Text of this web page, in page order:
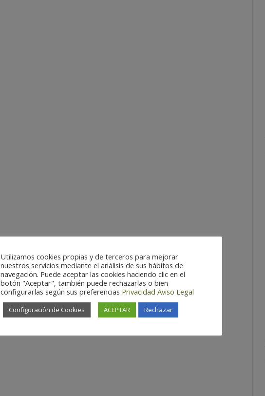
Utilizamos cookies propias y de terceros para mejorar
nuestros servicios mediante el análisis de sus hábitos de
navegación. Puede aceptar las cookies haciendo clic en el
botón "Aceptar", también puede rechazarlas o bien
configurarlas según sus preferencias Privacidad Aviso Legal
Configuración de Cookies ACEPTAR Rechazar